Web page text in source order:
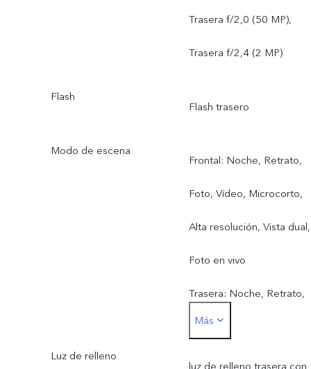
Cámara Ultra de gran
angular con AF de 50 MP,
Cámara Bokeh de 2 MP,
Trasera f/2,0 (50 MP),
Trasera f/2,4 (2 MP)
Flash
Flash trasero
Modo de escena
Frontal: Noche, Retrato,
Foto, Vídeo, Microcorto,
Alta resolución, Vista dual,
Foto en vivo
Trasera: Noche, Retrato,
Foto, Vídeo, Microcorto,
Alta resolución,
Más
Luz de relleno